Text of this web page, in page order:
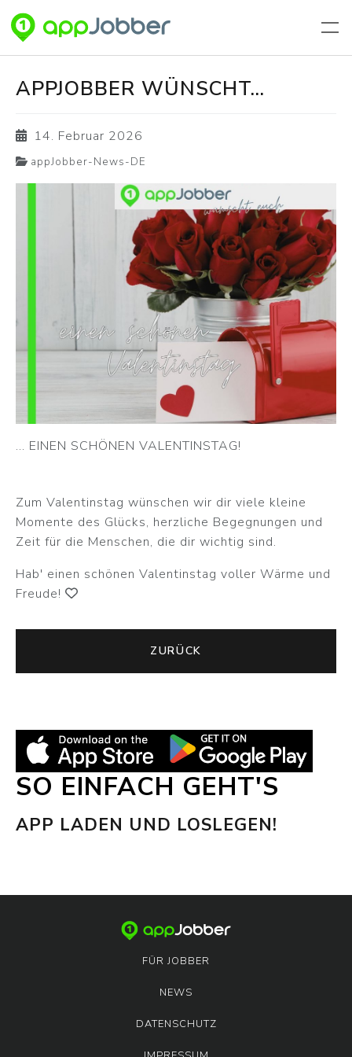
APPJOBBER WÜNSCHT...
14. Februar 2026
appJobber-News-DE
... EINEN SCHÖNEN VALENTINSTAG!
Zum Valentinstag wünschen wir dir viele kleine
Momente des Glücks, herzliche Begegnungen und
Zeit für die Menschen, die dir wichtig sind.
Hab' einen schönen Valentinstag voller Wärme und
Freude!
ZURÜCK
SO EINFACH GEHT'S
APP LADEN UND LOSLEGEN!
FÜR JOBBER
NEWS
DATENSCHUTZ